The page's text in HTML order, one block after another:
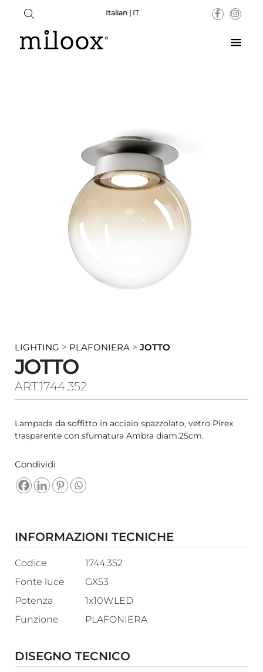
Italian | IT
LIGHTING > PLAFONIERA >JOTTO
JOTTO
ART.1744.352
Lampada da soffitto in acciaio spazzolato, vetro Pirex
trasparente con sfumatura Ambra diam.25cm.
Condividi
INFORMAZIONI TECNICHE
Codice
1744.352
Fonte luce
GX53
Potenza
1x10WLED
Funzione
PLAFONIERA
DISEGNO TECNICO